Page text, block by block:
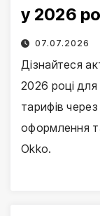
у 2026
07.07.2026
Дізнайтеся
2026 році для
тарифів
оформлення
Okko.